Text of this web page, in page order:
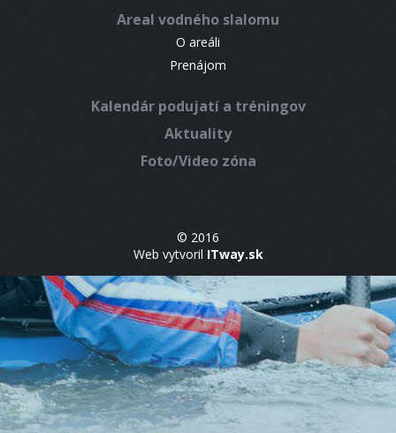
Areal vodného slalomu
O areáli
Prenájom
Kalendár podujatí a tréningov
Aktuality
Foto/Video zóna
© 2016
Web vytvoril ITway.sk